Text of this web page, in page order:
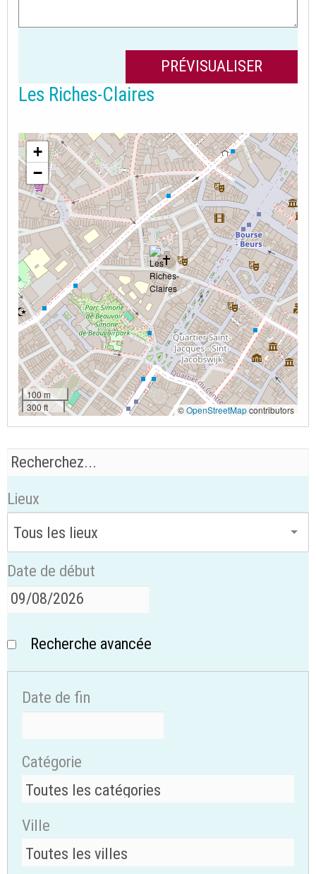
Les Riches-Claires
+
−
100 m
300 ft
©OpenStreetMapcontributors
Lieux
Date de début
Recherche avancée
Date de fin
Catégorie
Ville